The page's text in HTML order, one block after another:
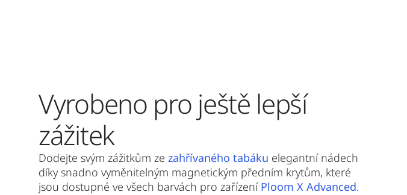
Vyrobeno pro ještě lepší
zážitek
Dodejte svým zážitkům ze zahřívaného tabáku elegantní nádech
díky snadno vyměnitelným magnetickým předním krytům, které
jsou dostupné ve všech barvách pro zařízení Ploom X Advanced.